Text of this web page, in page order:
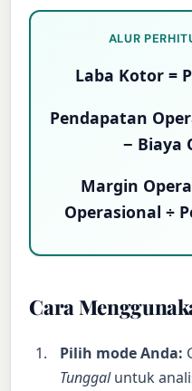
ALUR
Laba Kotor =
Pendapatan
− Biaya
Margin
Operasional ÷
Cara
Pilih mode Anda:
Tunggaluntuk